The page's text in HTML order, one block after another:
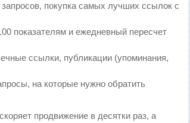
покупка самых лучших ссылок с
показателям и ежедневный пересчет
ссылки, публикации (упоминания,
на которые нужно обратить
продвижение в десятки раз, а